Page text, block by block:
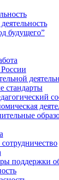
будущего”
стандарты
поддержки